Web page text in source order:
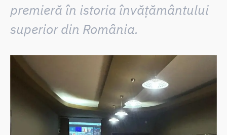
premieră în istoria învățământului
superior din România.